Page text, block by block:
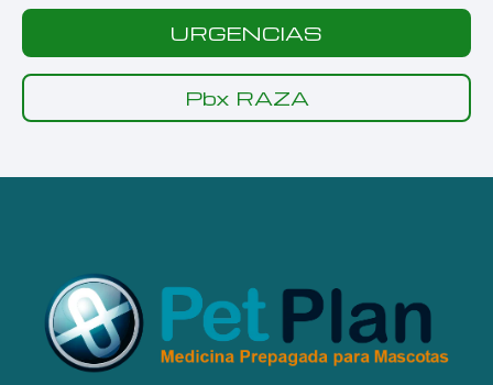
URGENCIAS
Pbx RAZA